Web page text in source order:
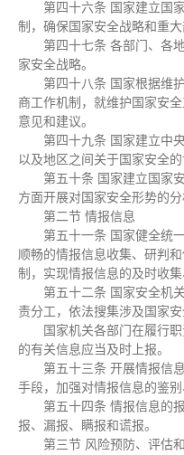
第四十六条 国家建立国
制，确保国家安全战略和重大
第四十七条 各部门、各
家安全战略。
第四十八条 国家根据维
商工作机制，就维护国家安
意见和建议。
第四十九条 国家建立中
以及地区之间关于国家安全的
第五十条 国家建立国家
方面开展对国家安全形势的
第二节 情报信息
第五十一条 国家健全统
顺畅的情报信息收集、研判
制，实现情报信息的及时收
第五十二条 国家安全机
责分工，依法搜集涉及国家安
国家机关各部门在履行
的有关信息应当及时上报。
第五十三条 开展情报信
手段，加强对情报信息的鉴
第五十四条 情报信息的
报、漏报、瞒报和谎报。
第三节 风险预防、评估